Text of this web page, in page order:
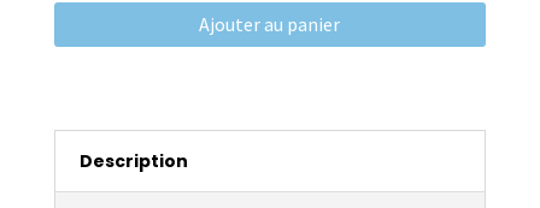
Ajouter au panier
Description